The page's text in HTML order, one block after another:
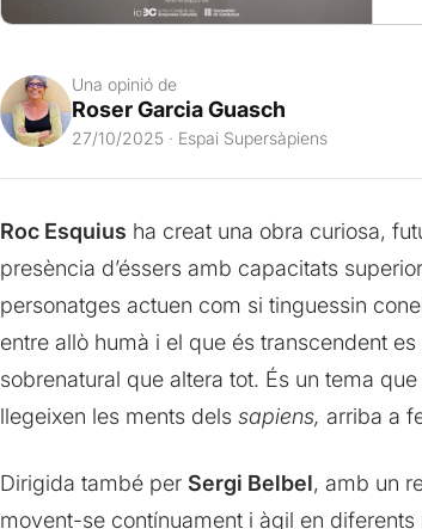
Una opinió de
Roser Garcia Guasch
27/10/2025 · Espai Supersàpiens
Roc Esquius ha creat una obra curiosa,
presència d’éssers amb capacitats
personatges actuen com si tinguessin
entre allò humà i el que és transcendent
sobrenatural que altera tot. És un tema
llegeixen les ments dels sapiens, arriba a
Dirigida també per Sergi Belbel, amb un
movent-se contínuament i àgil en diferents